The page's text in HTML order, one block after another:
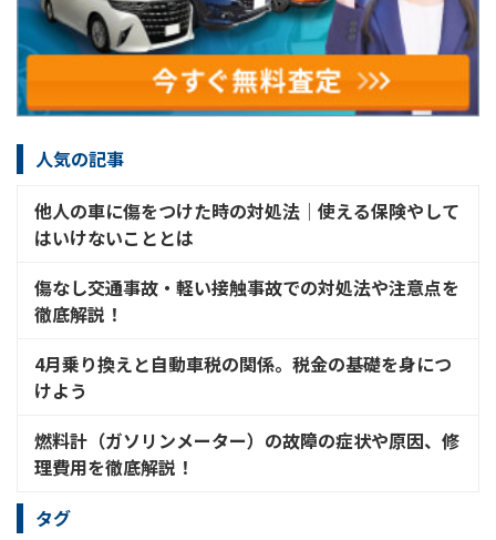
人気の記事
他人の車に傷をつけた時の対処法│使える保険やして
はいけないこととは
傷なし交通事故・軽い接触事故での対処法や注意点を
徹底解説！
4月乗り換えと自動車税の関係。税金の基礎を身につ
けよう
燃料計（ガソリンメーター）の故障の症状や原因、修
理費用を徹底解説！
タグ